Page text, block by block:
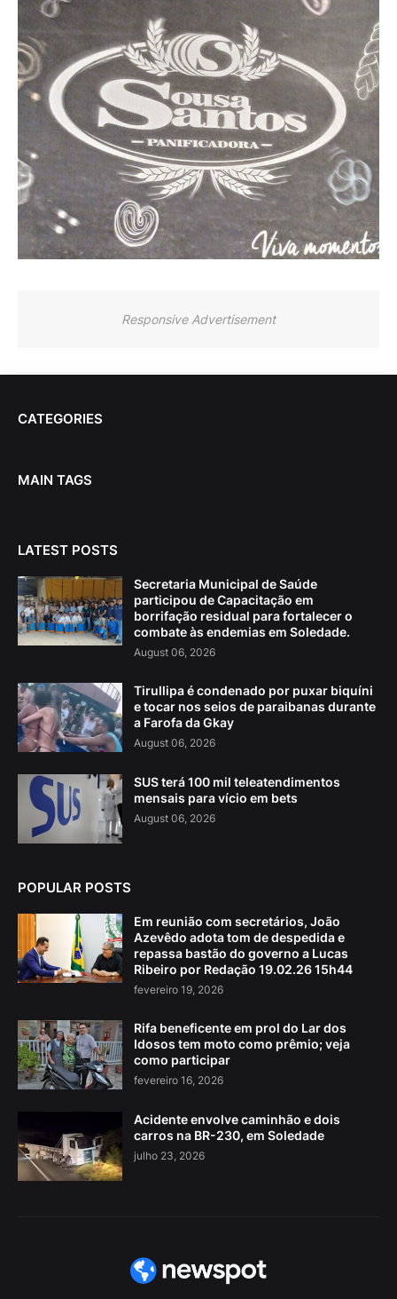
Responsive Advertisement
CATEGORIES
MAIN TAGS
LATEST POSTS
Secretaria Municipal de Saúde
participou de Capacitação em
borrifação residual para fortalecer o
combate às endemias em Soledade.
August 06, 2026
Tirullipa é condenado por puxar biquíni
e tocar nos seios de paraibanas durante
a Farofa da Gkay
August 06, 2026
SUS terá 100 mil teleatendimentos
mensais para vício em bets
August 06, 2026
POPULAR POSTS
Em reunião com secretários, João
Azevêdo adota tom de despedida e
repassa bastão do governo a Lucas
Ribeiro por Redação 19.02.26 15h44
fevereiro 19, 2026
Rifa beneficente em prol do Lar dos
Idosos tem moto como prêmio; veja
como participar
fevereiro 16, 2026
Acidente envolve caminhão e dois
carros na BR-230, em Soledade
julho 23, 2026